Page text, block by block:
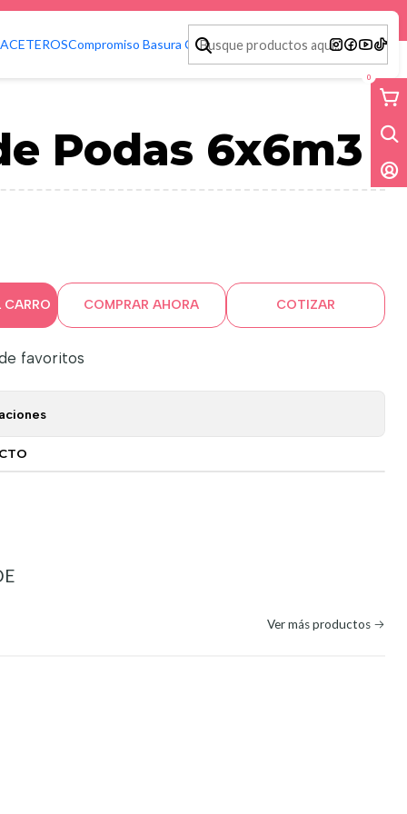
Compromiso Basura Cero
0
Podas 6x6m3
CARRO COMPRAR AHORA COTIZAR
favoritos
Ver más productos